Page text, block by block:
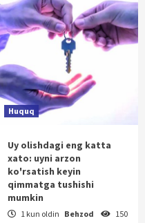
Huquq
Uy olishdagi eng katta
xato: uyni arzon
ko'rsatish keyin
qimmatga tushishi
mumkin
1 kun oldin Behzod 150